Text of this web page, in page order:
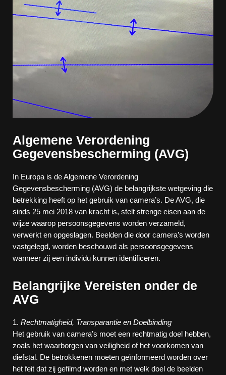
Algemene Verordening
Gegevensbescherming (AVG)
In Europa is de Algemene Verordening
Gegevensbescherming (AVG) de belangrijkste wetgeving die
betrekking heeft op het gebruik van camera’s. De AVG, die
sinds 25 mei 2018 van kracht is, stelt strenge eisen aan de
wijze waarop persoonsgegevens worden verzameld,
verwerkt en opgeslagen. Beelden die door camera’s worden
vastgelegd, worden beschouwd als persoonsgegevens
wanneer zij een individu kunnen identificeren.
Belangrijke Vereisten onder de
AVG
1. Rechtmatigheid, Transparantie en Doelbinding
Het gebruik van camera’s moet een rechtmatig doel hebben,
zoals het waarborgen van veiligheid of het voorkomen van
diefstal. De betrokkenen moeten geïnformeerd worden over
het feit dat zij gefilmd worden en met welk doel de beelden